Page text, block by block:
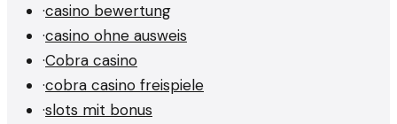
·casino bewertung
·casino ohne ausweis
·Cobra casino
·cobra casino freispiele
·slots mit bonus